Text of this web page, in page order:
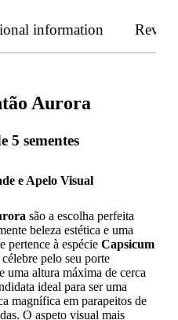
information
Aurora
5 sementes
e Apelo Visual
são a escolha perfeita
beleza estética e uma
pertence à espécie Capsicum
pelo seu porte
uma altura máxima de cerca
ideal para ser uma
magnífica em parapeitos de
O aspeto visual mais